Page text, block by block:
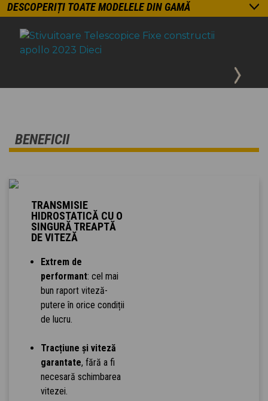
DESCOPERIȚI TOATE MODELELE DIN GAMĂ
BENEFICII
TRANSMISIE
HIDROSTATICĂ CU O
SINGURĂ TREAPTĂ
DE VITEZĂ
Extrem de
performant: cel mai
bun raport viteză-
putere în orice condiții
de lucru.
Tracțiune și viteză
garantate, fără a fi
necesară schimbarea
vitezei.